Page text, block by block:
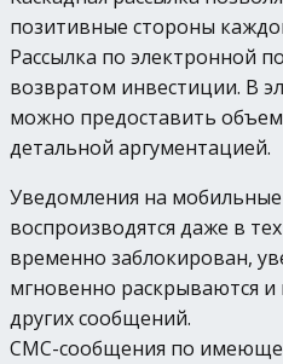
позитивные стороны
Рассылка по электронной
возвратом инвестиции. В
можно предоставить
детальной аргументацией.
Уведомления на
воспроизводятся даже в
временно заблокирован,
мгновенно раскрываются и
других сообщений.
СМС-сообщения по